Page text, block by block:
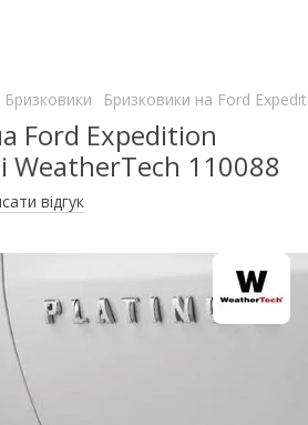
Бризковики Бризковики на Ford
Ford Expedition
WeatherTech 110088
відгук